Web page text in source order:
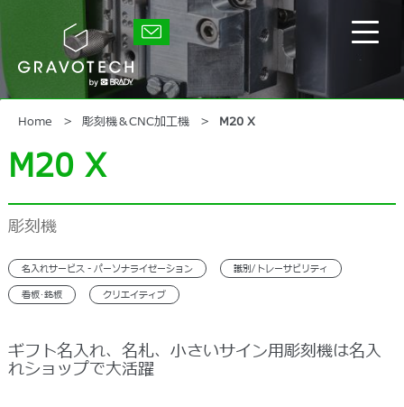
content
ボ
テ
ッ
メ
メ
示/
Home 彫刻機＆CNC加工機 M20 X
M20 X
彫刻機
名入れサービス - パーソナライゼーション
識別/トレーサビリティ
看板･銘板
クリエイティブ
ギフト名入れ、名札、小さいサイン用彫刻機は名入
れショップで大活躍